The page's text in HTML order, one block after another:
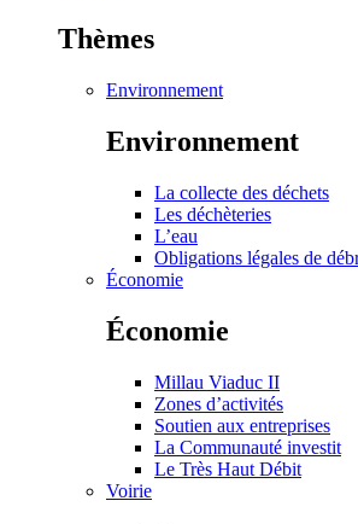
Thèmes
Environnement
Environnement
La collecte des déchets
Les déchèteries
L’eau
Obligations légales de
Économie
Économie
Millau Viaduc II
Zones d’activités
Soutien aux entreprises
La Communauté investit
Le Très Haut Débit
Voirie